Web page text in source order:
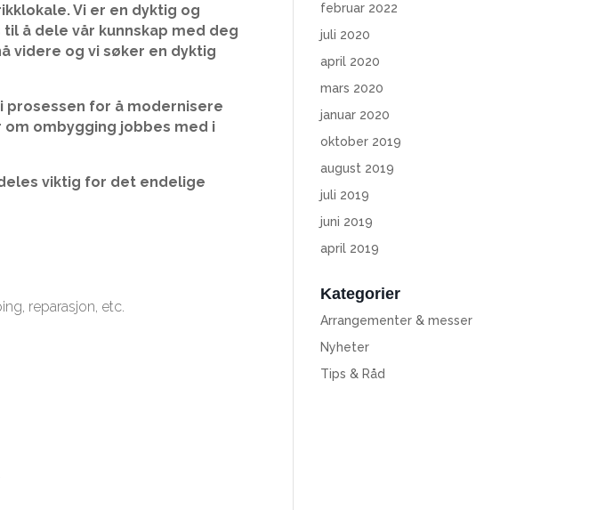
Vi er en dyktig og
å dele vår kunnskap med deg
videre og vi søker en dyktig
prosessen for å modernisere
ombygging jobbes med i
viktig for det endelige
reparasjon, etc.
februar 2022
juli 2020
april 2020
mars 2020
januar 2020
oktober 2019
august 2019
juli 2019
juni 2019
april 2019
Kategorier
Arrangementer & messer
Nyheter
Tips & Råd